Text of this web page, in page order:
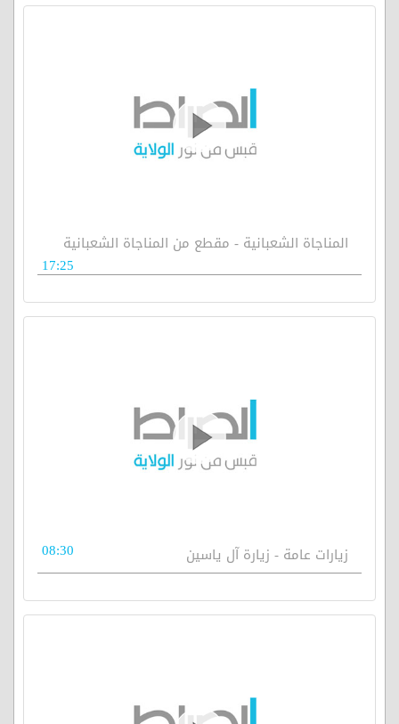
المناجاة الشعبانية - مقطع من المناجاة الشعبانية
17:25
زيارات عامة - زيارة آل ياسين 08:30